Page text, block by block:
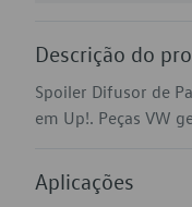
Descrição do
Spoiler Difusor de
em Up!. Peças VW
Aplicações